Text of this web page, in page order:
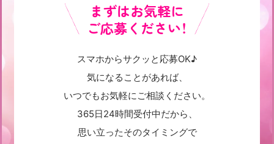
まずはお気軽に
ご応募ください！
スマホからサクッと応募OK♪
気になることがあれば、
いつでもお気軽にご相談ください。
365日24時間受付中だから、
思い立ったそのタイミングで